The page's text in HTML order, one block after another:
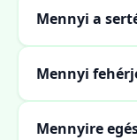
Mennyi a
Mennyi
Mennyire